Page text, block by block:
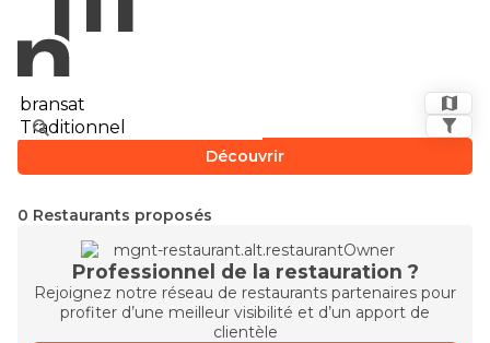
Découvrir
0 Restaurants proposés
Professionnel de la restauration ?
Rejoignez notre réseau de restaurants partenaires pour
profiter d’une meilleur visibilité et d’un apport de
clientèle